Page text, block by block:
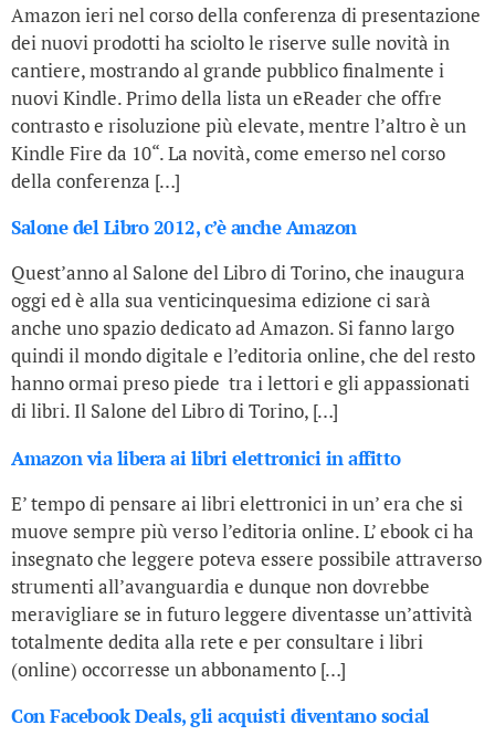
Amazon ieri nel corso della conferenza di presentazione
dei nuovi prodotti ha sciolto le riserve sulle novità in
cantiere, mostrando al grande pubblico finalmente i
nuovi Kindle. Primo della lista un eReader che offre
contrasto e risoluzione più elevate, mentre l’altro è un
Kindle Fire da 10“. La novità, come emerso nel corso
della conferenza […]
Salone del Libro 2012, c’è anche Amazon
Quest’anno al Salone del Libro di Torino, che inaugura
oggi ed è alla sua venticinquesima edizione ci sarà
anche uno spazio dedicato ad Amazon. Si fanno largo
quindi il mondo digitale e l’editoria online, che del resto
hanno ormai preso piede tra i lettori e gli appassionati
di libri. Il Salone del Libro di Torino, […]
Amazon via libera ai libri elettronici in affitto
E’ tempo di pensare ai libri elettronici in un’ era che si
muove sempre più verso l’editoria online. L’ ebook ci ha
insegnato che leggere poteva essere possibile attraverso
strumenti all’avanguardia e dunque non dovrebbe
meravigliare se in futuro leggere diventasse un’attività
totalmente dedita alla rete e per consultare i libri
(online) occorresse un abbonamento […]
Con Facebook Deals, gli acquisti diventano social